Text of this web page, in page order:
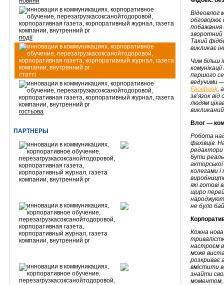
події
статті
гостьова
ПАРТНЕРЫ
Відеовлог
обговорює
побажання
зворотний
Такий
викликає
Чим більш
першого
ведучими
Facebook,
зв’язок
людям
Влог —
Робота
фахівців.
редактори
бути
колегами і
які готові
щиро
не було
Кожна
настроєм
може
розкриває
вмістити
знайти
моментом,